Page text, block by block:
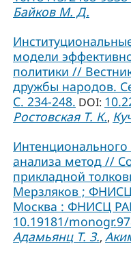
Байков М. Д.
модели
политики //
дружбы народов.
C. 234-248. DOI:
Ростовская Т. К.,
анализа метод //
прикладной
Мерзляков ;
Москва : ФНИСЦ
10.19181/
Адамьянц Т. З.,